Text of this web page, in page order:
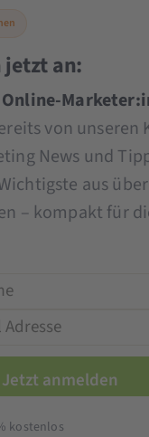
jetzt an:
von unseren
News und
aus
– kompakt für
kostenlos